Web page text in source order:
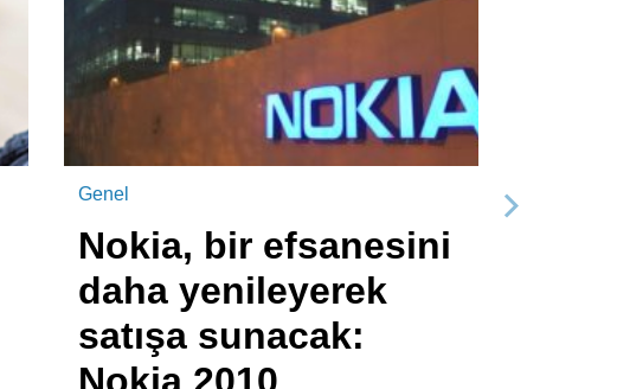
Genel
Nokia, bir efsanesini
daha yenileyerek
satışa sunacak:
Sonraki